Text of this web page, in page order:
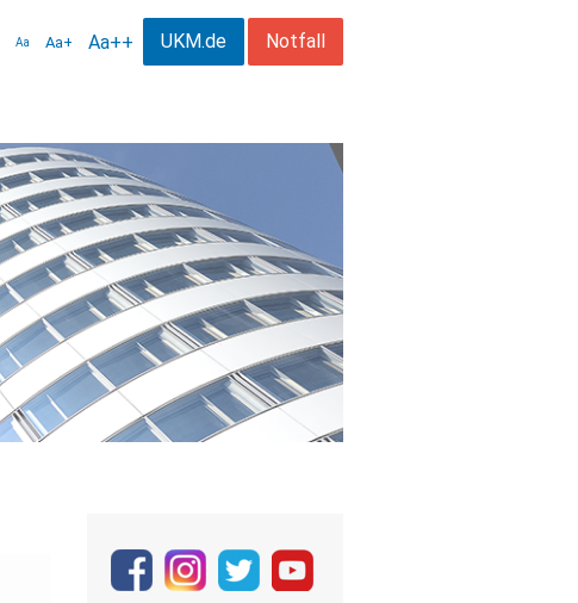
Aa Aa+ Aa++ UKM.de Notfall